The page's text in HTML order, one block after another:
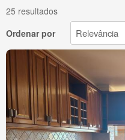
25 resultados
Ordenar por